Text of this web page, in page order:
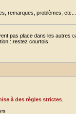
remarques, problèmes,
pas place dans les autres
: restez courtois.
à des règles strictes